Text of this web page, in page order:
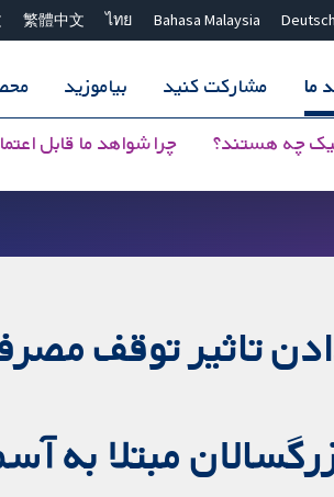
Deutsch
Bahasa Malaysia
ไทย
繁體中文
ما
چه هستند؟ چرا شواهد ما قابل
مشارکت کنید بیاموزید
تاثیر توقف
مبتلا به